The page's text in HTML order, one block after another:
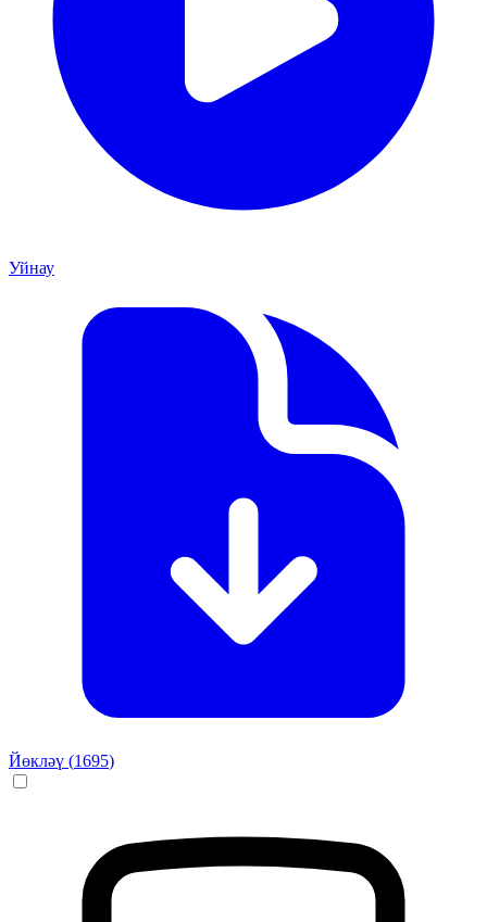
Уйнау
Йөкләү (1695)